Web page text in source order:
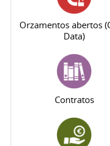
Orzamentos abertos
Data)
Contratos